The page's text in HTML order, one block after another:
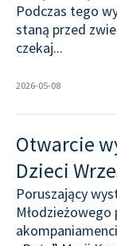
Podczas tego
staną przed
czekaj...
2026-05-08
Otwarcie
Dzieci
Poruszający